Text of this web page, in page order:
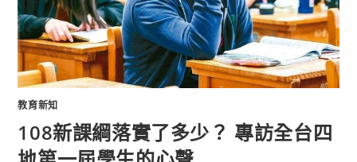
教育新知
108新課綱落實了多少？ 專訪全台四